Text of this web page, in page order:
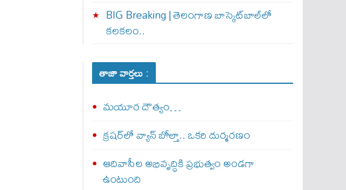
BIG Breaking | తెలంగాణ బాస్కెట్‌బాల్‌లో
కలకలం..
తాజా వార్తలు :
మయూర దౌత్యం…
క్రషర్‌లో వ్యాన్ బోల్తా.. ఒకరి దుర్మరణం
ఆదివాసీల అభివృద్ధికి ప్రభుత్వం అండగా
ఉంటుంది